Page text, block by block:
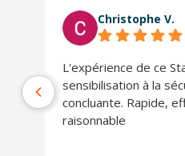
Christophe V.
L'expérience de ce
sensibilisation à la
concluante. Rapide,
raisonnable